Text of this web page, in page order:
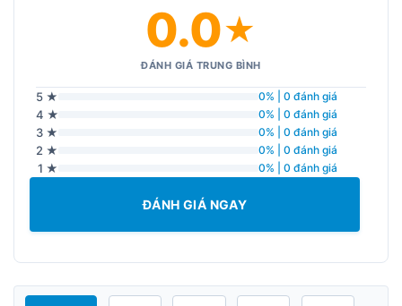
0.0★
ĐÁNH GIÁ TRUNG BÌNH
5 ★ 0% | 0 đánh giá
4 ★ 0% | 0 đánh giá
3 ★ 0% | 0 đánh giá
2 ★ 0% | 0 đánh giá
1 ★ 0% | 0 đánh giá
ĐÁNH GIÁ NGAY